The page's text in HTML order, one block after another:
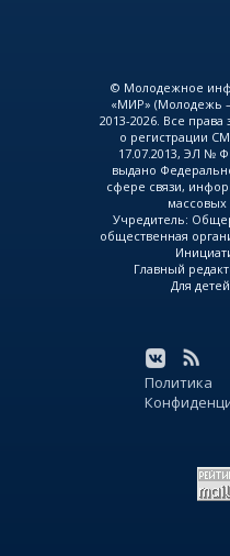
© Молодежное
«МИР» (Молодежь
2013-2026. Все
о регистрации
17.07.2013, ЭЛ №
выдано
сфере связи,
Учредитель:
общественная
Главный
Для
Политика